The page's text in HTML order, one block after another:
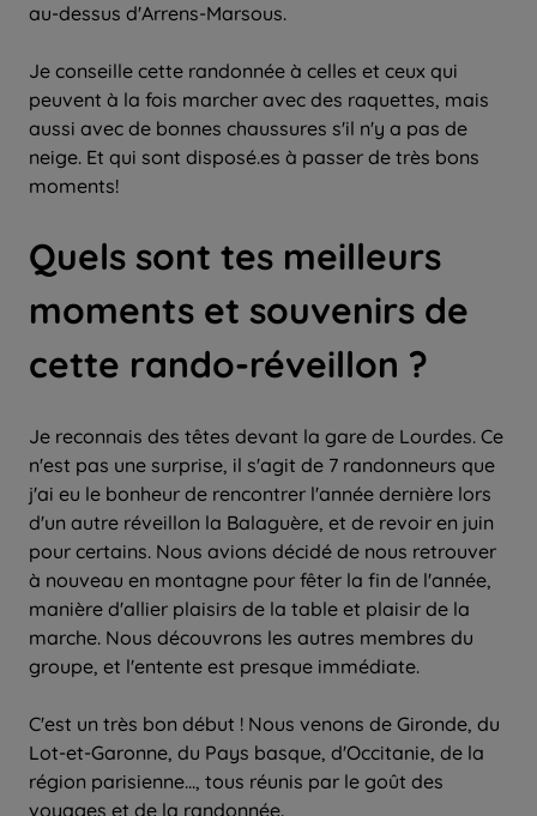
au-dessus d'Arrens-Marsous.
Je conseille cette randonnée à celles et ceux qui
peuvent à la fois marcher avec des raquettes, mais
aussi avec de bonnes chaussures s'il n'y a pas de
neige. Et qui sont disposé.es à passer de très bons
moments!
Quels sont tes meilleurs
moments et souvenirs de
cette rando-réveillon ?
Je reconnais des têtes devant la gare de Lourdes. Ce
n'est pas une surprise, il s'agit de 7 randonneurs que
j'ai eu le bonheur de rencontrer l'année dernière lors
d'un autre réveillon la Balaguère, et de revoir en juin
pour certains. Nous avions décidé de nous retrouver
à nouveau en montagne pour fêter la fin de l'année,
manière d'allier plaisirs de la table et plaisir de la
marche. Nous découvrons les autres membres du
groupe, et l'entente est presque immédiate.
C'est un très bon début ! Nous venons de Gironde, du
Lot-et-Garonne, du Pays basque, d'Occitanie, de la
région parisienne..., tous réunis par le goût des
voyages et de la randonnée.